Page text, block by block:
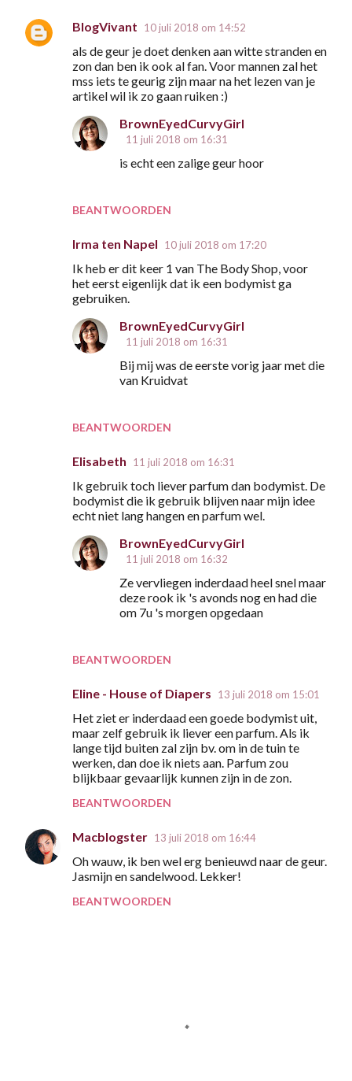
BlogVivant 10 juli 2018 om 14:52
als de geur je doet denken aan witte stranden en
zon dan ben ik ook al fan. Voor mannen zal het
mss iets te geurig zijn maar na het lezen van je
artikel wil ik zo gaan ruiken :)
BEANTWOORDEN
BrownEyedCurvyGirl
11 juli 2018 om 16:31
is echt een zalige geur hoor
Irma ten Napel 10 juli 2018 om 17:20
Ik heb er dit keer 1 van The Body Shop, voor
het eerst eigenlijk dat ik een bodymist ga
gebruiken.
BEANTWOORDEN
BrownEyedCurvyGirl
11 juli 2018 om 16:31
Bij mij was de eerste vorig jaar met die
van Kruidvat
Elisabeth 11 juli 2018 om 16:31
Ik gebruik toch liever parfum dan bodymist. De
bodymist die ik gebruik blijven naar mijn idee
echt niet lang hangen en parfum wel.
BEANTWOORDEN
BrownEyedCurvyGirl
11 juli 2018 om 16:32
Ze vervliegen inderdaad heel snel maar
deze rook ik 's avonds nog en had die
om 7u 's morgen opgedaan
Eline - House of Diapers 13 juli 2018 om 15:01
Het ziet er inderdaad een goede bodymist uit,
maar zelf gebruik ik liever een parfum. Als ik
lange tijd buiten zal zijn bv. om in de tuin te
werken, dan doe ik niets aan. Parfum zou
blijkbaar gevaarlijk kunnen zijn in de zon.
BEANTWOORDEN
Macblogster 13 juli 2018 om 16:44
Oh wauw, ik ben wel erg benieuwd naar de geur.
Jasmijn en sandelwood. Lekker!
BEANTWOORDEN